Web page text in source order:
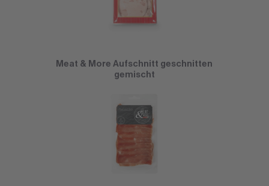
Meat & More Aufschnitt geschnitten
gemischt